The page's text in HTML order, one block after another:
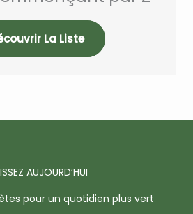
La Liste
AUJOURD’HUI
pour un quotidien plus vert